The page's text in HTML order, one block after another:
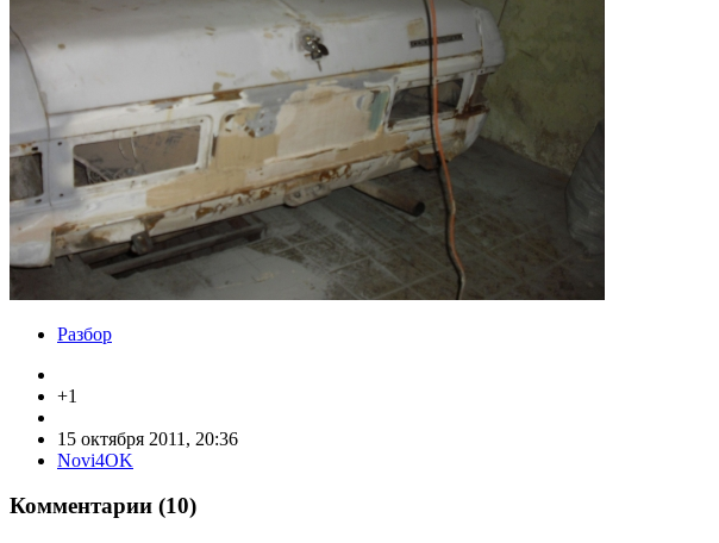
Разбор
+1
15 октября 2011, 20:36
Novi4OK
Комментарии (10)